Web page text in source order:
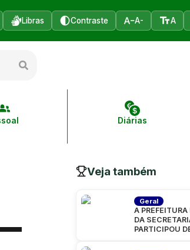
Libras Contraste A- A
Diárias
Veja também
Geral
A PREFEITURA
DA
PARTICIPOU